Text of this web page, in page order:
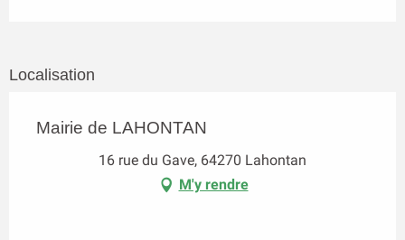
Localisation
Mairie de LAHONTAN
16 rue du Gave, 64270 Lahontan
M'y rendre